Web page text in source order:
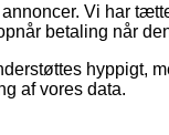
Vi har
betaling når
hyppigt,
af vores data.